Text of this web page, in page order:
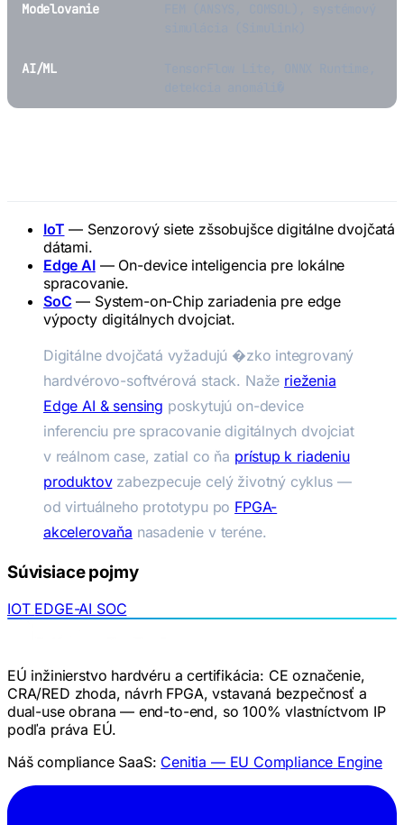
Modelovanie
AI/ML
IoT — Senzorový siete zšsobujšce digitálne dvojčatá
dátami.
Edge AI— On-device inteligencia pre lokálne
spracovanie.
SoC — System-on-Chip zariadenia pre edge
výpocty digitálnych dvojciat.
Digitálne dvojčatá vyžadujú �zko integrovaný
hardvérovo-softvérová stack. Naže rieženia
Edge AI & sensing poskytujú on-device
inferenciu pre spracovanie digitálnych dvojciat
v reálnom case, zatial co ňa prístup k riadeniu
produktovzabezpecuje celý životný cyklus —
od virtuálneho prototypu po FPGA-
akcelerovaňa nasadenie v teréne.
Súvisiace pojmy
IOT EDGE-AI SOC
EÚ inžinierstvo hardvéru a certifikácia: CE označenie,
CRA/RED zhoda, návrh FPGA, vstavaná bezpečnosť a
dual-use obrana — end-to-end, so 100% vlastníctvom IP
podľa práva EÚ.
Náš compliance SaaS: Cenitia — EU Compliance Engine